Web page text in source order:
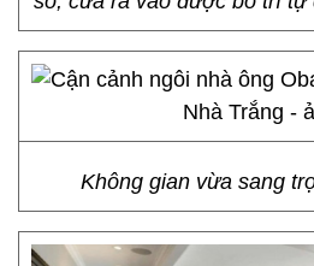
Không gian vừa sang